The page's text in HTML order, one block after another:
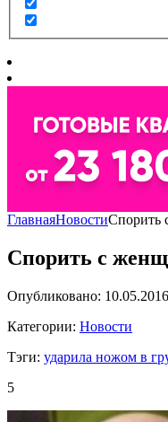
ГлавнаяНовостиСпорить
Спорить с
Опубликовано:
Категории: Новости
Тэги: ударила ножом в
5